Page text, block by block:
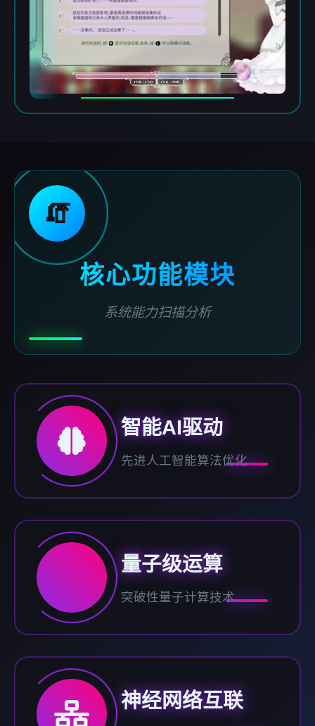
🧯
核心功能模块
系统能力扫描分析
智能AI驱动
先进人工智能算法优化
量子级运算
突破性量子计算技术
神经网络互联